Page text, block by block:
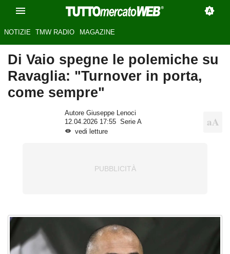
NOTIZIE TMW RADIO MAGAZINE
Di Vaio spegne le polemiche su
Ravaglia: "Turnover in porta,
come sempre"
Autore Giuseppe Lenoci
12.04.2026 17:55
Serie A
vedi letture